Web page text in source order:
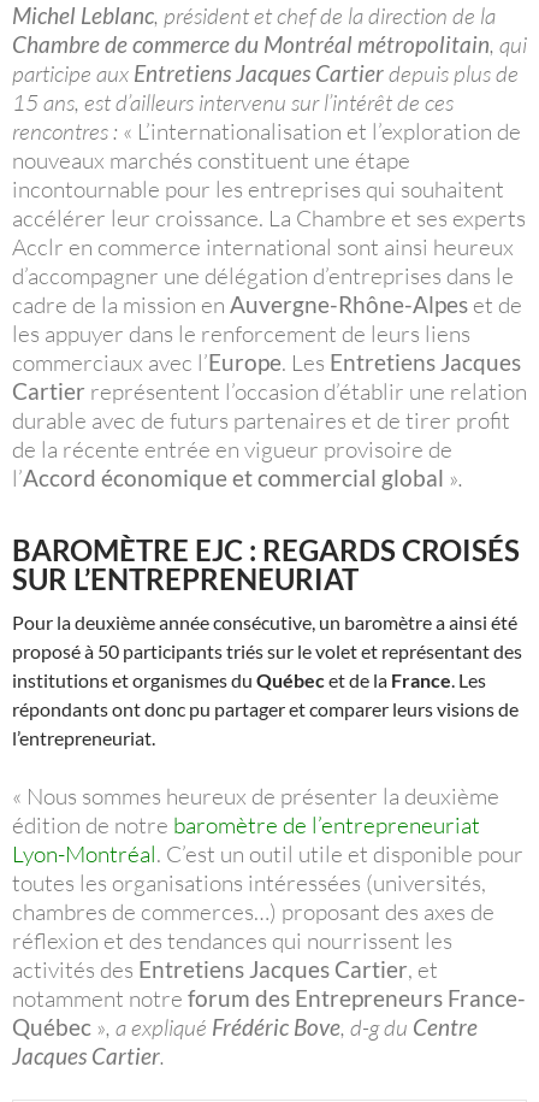
Michel Leblanc, président et chef de la direction de la
Chambre de commerce du Montréal métropolitain, qui
participe aux Entretiens Jacques Cartierdepuis plus de
15 ans, est d’ailleurs intervenu sur l’intérêt de ces
rencontres : « L’internationalisation et l’exploration de
nouveaux marchés constituent une étape
incontournable pour les entreprises qui souhaitent
accélérer leur croissance. La Chambre et ses experts
Acclr en commerce international sont ainsi heureux
d’accompagner une délégation d’entreprises dans le
cadre de la mission en Auvergne-Rhône-Alpes et de
les appuyer dans le renforcement de leurs liens
commerciaux avec l’Europe. Les Entretiens Jacques
Cartier représentent l’occasion d’établir une relation
durable avec de futurs partenaires et de tirer profit
de la récente entrée en vigueur provisoire de
l’Accord économique et commercial global ».
BAROMÈTRE EJC : REGARDS CROISÉS
SUR L’ENTREPRENEURIAT
Pour la deuxième année consécutive, un baromètre a ainsi été
proposé à 50 participants triés sur le volet et représentant des
institutions et organismes du Québecet de la France. Les
répondants ont donc pu partager et comparer leurs visions de
l’entrepreneuriat.
« Nous sommes heureux de présenter la deuxième
édition de notre baromètre de l’entrepreneuriat
Lyon-Montréal. C’est un outil utile et disponible pour
toutes les organisations intéressées (universités,
chambres de commerces…) proposant des axes de
réflexion et des tendances qui nourrissent les
activités des Entretiens Jacques Cartier, et
notamment notre forum des Entrepreneurs France-
Québec », a expliqué Frédéric Bove, d-g du Centre
Jacques Cartier.